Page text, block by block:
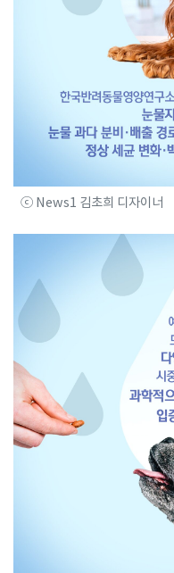
ⓒ News1 김초희 디자이너